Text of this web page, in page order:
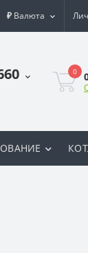
₽ Валюта
0